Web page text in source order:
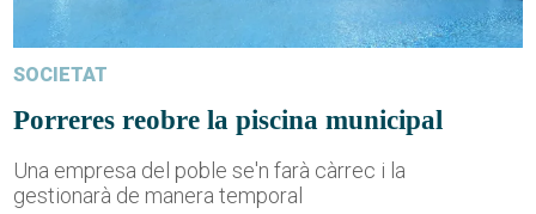
SOCIETAT
Porreres reobre la piscina municipal
Una empresa del poble se'n farà càrrec i la
gestionarà de manera temporal